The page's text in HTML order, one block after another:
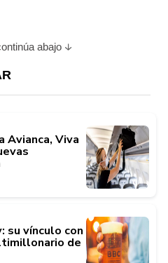
abajo
Avianca, Viva
su vínculo con
de